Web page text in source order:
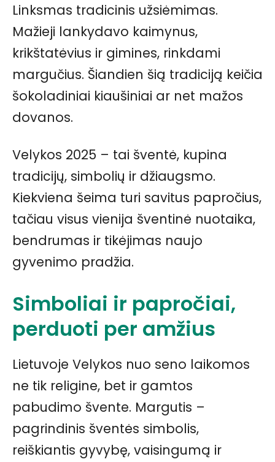
Linksmas tradicinis užsiėmimas.
Mažieji lankydavo kaimynus,
krikštatėvius ir gimines, rinkdami
margučius. Šiandien šią tradiciją keičia
šokoladiniai kiaušiniai ar net mažos
dovanos.
Velykos 2025 – tai šventė, kupina
tradicijų, simbolių ir džiaugsmo.
Kiekviena šeima turi savitus papročius,
tačiau visus vienija šventinė nuotaika,
bendrumas ir tikėjimas naujo
gyvenimo pradžia.
Simboliai ir papročiai,
perduoti per amžius
Lietuvoje Velykos nuo seno laikomos
ne tik religine, bet ir gamtos
pabudimo švente. Margutis –
pagrindinis šventės simbolis,
reiškiantis gyvybę, vaisingumą ir